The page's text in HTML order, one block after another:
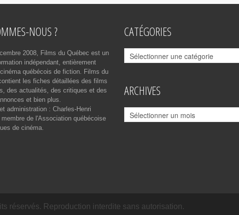
NOUS ?
2008, Films du Québec est un
indépendant, entièrement
québécois de fiction. Films du
les fiches détaillées des films
des actualités, des critiques et des
et bien plus.
administration : Charles-Henri
membre de l'Association québécoise
de cinéma.
CATÉGORIES
Catégories
ARCHIVES
Archives
réservés. Reproduction interdite sans autorisation.